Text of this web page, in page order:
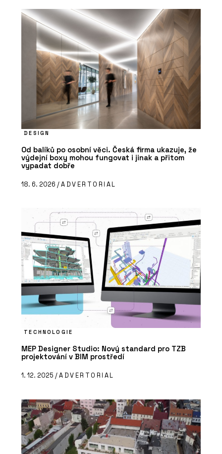
DESIGN
Od balíků po osobní věci. Česká firma ukazuje, že
výdejní boxy mohou fungovat i jinak a přitom
vypadat dobře
18. 6. 2026 /ADVERTORIAL
TECHNOLOGIE
MEP Designer Studio: Nový standard pro TZB
projektování v BIM prostředí
1. 12. 2025 /ADVERTORIAL